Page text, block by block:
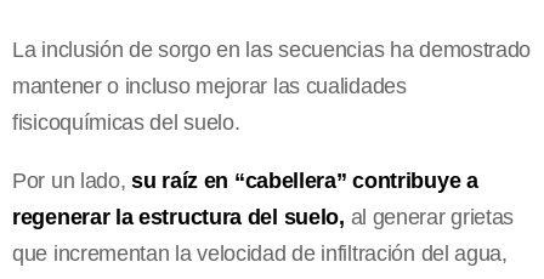
La inclusión de sorgo en las secuencias ha demostrado
mantener o incluso mejorar las cualidades
fisicoquímicas del suelo.
Por un lado,su raíz en “cabellera” contribuye a
regenerar la estructura del suelo, al generar grietas
que incrementan la velocidad de infiltración del agua,